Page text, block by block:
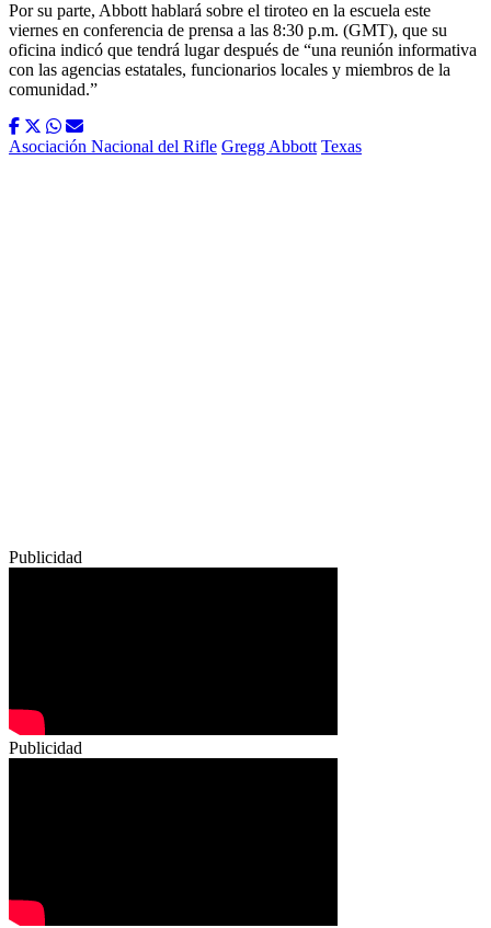
Por su parte, Abbott hablará sobre el tiroteo en la escuela este
viernes en conferencia de prensa a las 8:30 p.m. (GMT), que su
oficina indicó que tendrá lugar después de “una reunión informativa
con las agencias estatales, funcionarios locales y miembros de la
comunidad.”
Asociación Nacional del Rifle Gregg Abbott Texas
Publicidad
Publicidad